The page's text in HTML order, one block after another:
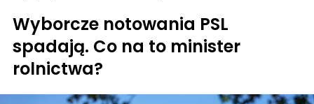
Wyborcze notowania PSL
spadają. Co na to minister
rolnictwa?